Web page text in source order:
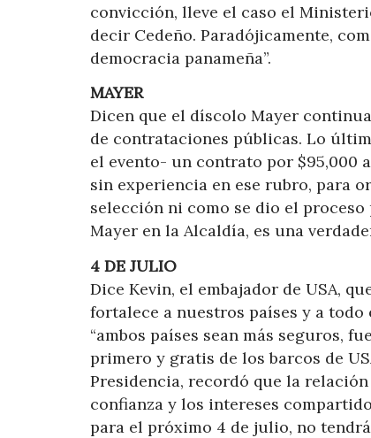
convicción, lleve el caso el
decir Cedeño. Paradójicamente,
democracia panameña”.
MAYER
Dicen que el díscolo Mayer
de contrataciones públicas. Lo
el evento- un contrato por $95,000
sin experiencia en ese rubro, para
selección ni como se dio el
Mayer en la Alcaldía, es una
4 DE JULIO
Dice Kevin, el embajador de USA,
fortalece a nuestros países y a
“ambos países sean más seguros,
primero y gratis de los barcos de
Presidencia, recordó que la
confianza y los intereses
para el próximo 4 de julio, no